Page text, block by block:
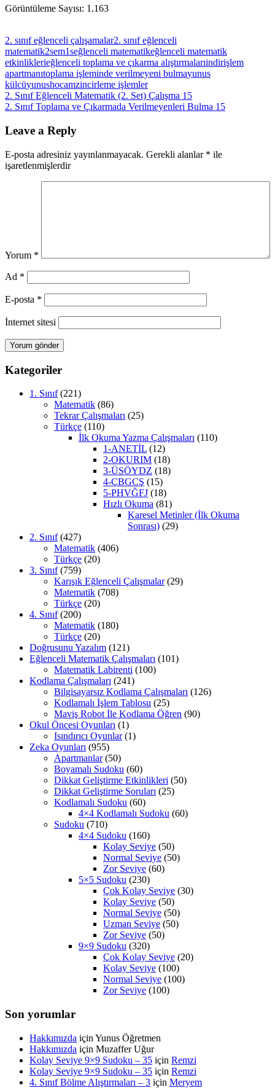
Görüntüleme Sayısı: 1.163
2. sınıf eğlenceli çalışamalar2. sınıf eğlenceli
matematik2sem1seğlenceli matematikeğlenceli matematik
etkinliklerieğlenceli toplama ve çıkarma alıştırmalarıindirişlem
apartmanıtoplama işleminde verilmeyeni bulmayunus
külcüyunushocamzincirleme işlemler
Yazı
gezinmesi
Previous
Post:
2. Sınıf Eğlenceli Matematik (2. Set) Çalışma 15
Next
2. Sınıf Toplama ve Çıkarmada Verilmeyenleri Bulma 15
Leave a Reply
E-posta adresiniz yayınlanmayacak. Gerekli alanlar * ile
işaretlenmişlerdir
Yorum *
Ad *
E-posta *
İnternet sitesi
Kategoriler
1. Sınıf(221)
Matematik (86)
Tekrar Çalışmaları (25)
Türkçe (110)
İlk Okuma Yazma Çalışmaları (110)
1-ANETİL (12)
2-OKURIM (18)
3-ÜSÖYDZ (18)
4-ÇBGCŞ (15)
5-PHVĞFJ (18)
Hızlı Okuma (81)
Karesel Metinler (İlk Okuma
Sonrası) (29)
2. Sınıf(427)
Matematik (406)
Türkçe (20)
3. Sınıf(759)
Karışık Eğlenceli Çalışmalar(29)
Matematik (708)
Türkçe (20)
4. Sınıf(200)
Matematik (180)
Türkçe (20)
Doğrusunu Yazalım (121)
Eğlenceli Matematik Çalışmaları (101)
Matematik Labirenti (100)
Kodlama Çalışmaları (241)
Bilgisayarsız Kodlama Çalışmaları (126)
Kodlamalı İşlem Tablosu (25)
Maviş Robot İle Kodlama Öğren (90)
Okul Öncesi Oyunları (1)
Isındırıcı Oyunlar(1)
Zeka Oyunları (955)
Apartmanlar(50)
Boyamalı Sudoku (60)
Dikkat Geliştirme Etkinlikleri (50)
Dikkat Geliştirme Soruları (25)
Kodlamalı Sudoku (60)
4×4 Kodlamalı Sudoku (60)
Sudoku (710)
4×4 Sudoku (160)
Kolay Seviye (50)
Normal Seviye (50)
Zor Seviye (60)
5×5 Sudoku (230)
Çok Kolay Seviye (30)
Kolay Seviye (50)
Normal Seviye (50)
Uzman Seviye (50)
Zor Seviye (50)
9×9 Sudoku (320)
Çok Kolay Seviye (20)
Kolay Seviye (100)
Normal Seviye (100)
Zor Seviye (100)
Son yorumlar
Hakkımızda için Yunus Öğretmen
Hakkımızda için Muzaffer Uğur
Kolay Seviye 9×9 Sudoku – 35 için Remzi
Kolay Seviye 9×9 Sudoku – 35 için Remzi
4. Sınıf Bölme Alıştırmaları – 3 için Meryem